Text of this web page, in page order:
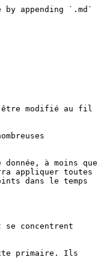
appending `.md`
être modifié au fil
à moins que
appliquer toutes
dans le temps
concentrent
primaire. Ils